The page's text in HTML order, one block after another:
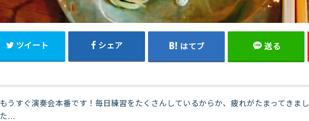
ツイート シェア はてブ 送る
もうすぐ演奏会本番です！毎日練習をたくさんしているからか、疲れがたまってきまし
た…